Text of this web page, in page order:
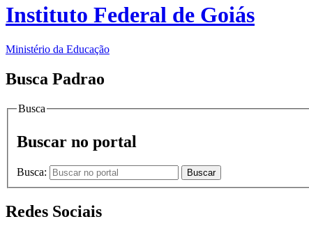
Instituto Federal de Goiás
Ministério da Educação
Busca Padrao
Busca
Buscar no portal
Busca: Buscar
Redes Sociais